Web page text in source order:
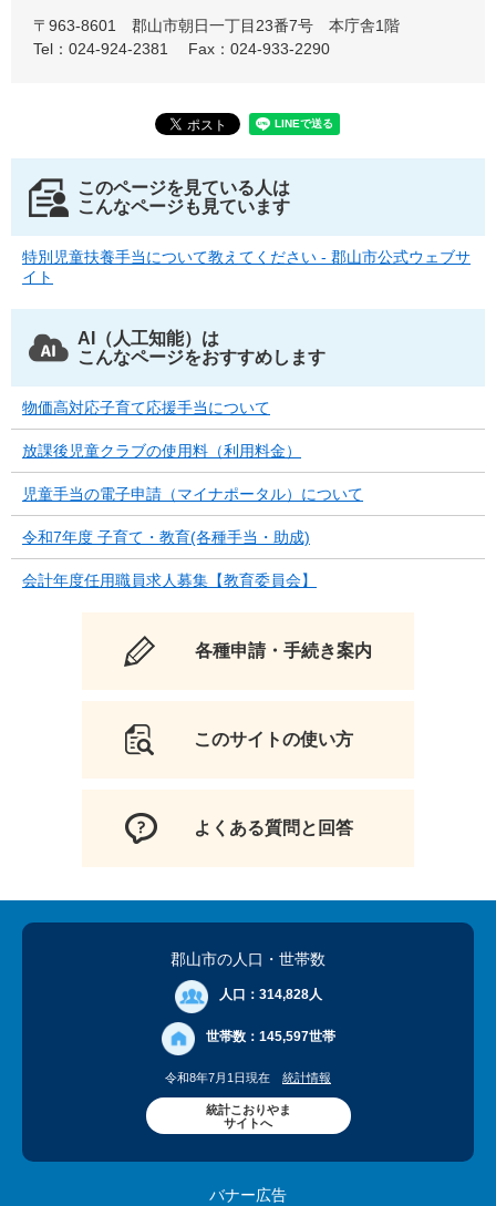
〒963-8601
郡山市朝日一丁目23番7号 本庁舎1階
Tel：024-924-2381
Fax：024-933-2290
このページを見ている人は
こんなページも見ています
特別児童扶養手当について教えてください - 郡山市公式ウェブサ
イト
AI（人工知能）は
こんなページをおすすめします
物価高対応子育て応援手当について
放課後児童クラブの使用料（利用料金）
児童手当の電子申請（マイナポータル）について
令和7年度 子育て・教育(各種手当・助成)
会計年度任用職員求人募集【教育委員会】
各種申請・手続き案内
このサイトの使い方
よくある質問と回答
郡山市の人口 ・世帯数
人口： 314,828人
世帯数： 145,597世帯
令和8年7月1日現在 統計情報
統計こおりやま
サイトへ
バナー広告